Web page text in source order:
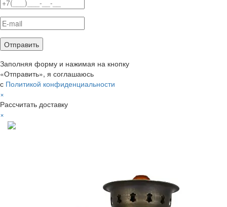
Заполняя форму и нажимая на кнопку
«Отправить», я соглашаюсь
с Политикой конфиденциальности
×
Рассчитать доставку
×